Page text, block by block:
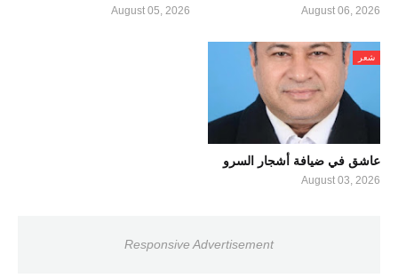
August 06, 2026
August 05, 2026
شعر
عاشق في ضيافة أشجار السرو
August 03, 2026
Responsive Advertisement